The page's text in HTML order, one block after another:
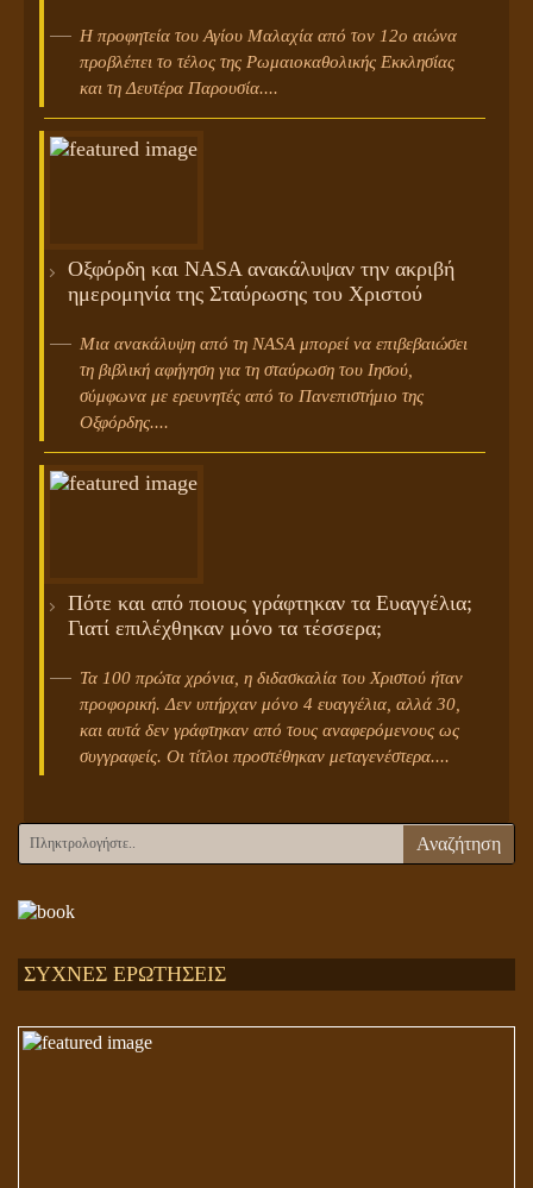
Η προφητεία του Αγίου Μαλαχία από τον 12ο αιώνα
προβλέπει το τέλος της Ρωμαιοκαθολικής Εκκλησίας
και τη Δευτέρα Παρουσία....
Οξφόρδη και NASA ανακάλυψαν την ακριβή
ημερομηνία της Σταύρωσης του Χριστού
Μια ανακάλυψη από τη NASA μπορεί να επιβεβαιώσει
τη βιβλική αφήγηση για τη σταύρωση του Ιησού,
σύμφωνα με ερευνητές από το Πανεπιστήμιο της
Οξφόρδης....
Πότε και από ποιους γράφτηκαν τα Ευαγγέλια;
Γιατί επιλέχθηκαν μόνο τα τέσσερα;
Τα 100 πρώτα χρόνια, η διδασκαλία του Χριστού ήταν
προφορική. Δεν υπήρχαν μόνο 4 ευαγγέλια, αλλά 30,
και αυτά δεν γράφτηκαν από τους αναφερόμενους ως
συγγραφείς. Οι τίτλοι προστέθηκαν μεταγενέστερα....
Αναζήτηση
ΣΥΧΝΕΣ ΕΡΩΤΗΣΕΙΣ